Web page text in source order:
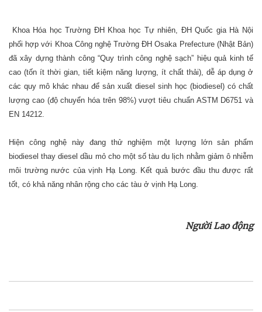
Khoa Hóa học Trường ĐH Khoa học Tự nhiên, ĐH Quốc gia Hà Nội
phối hợp với Khoa Công nghệ Trường ĐH Osaka Prefecture (Nhật Bản)
đã xây dựng thành công “Quy trình công nghệ sạch” hiệu quả kinh tế
cao (tốn ít thời gian, tiết kiệm năng lượng, ít chất thải), dễ áp dụng ở
các quy mô khác nhau để sản xuất diesel sinh học (biodiesel) có chất
lượng cao (độ chuyển hóa trên 98%) vượt tiêu chuẩn ASTM D6751 và
EN 14212.
Hiện công nghệ này đang thử nghiệm một lượng lớn sản phẩm
biodiesel thay diesel dầu mỏ cho một số tàu du lịch nhằm giảm ô nhiễm
môi trường nước của vịnh Hạ Long. Kết quả bước đầu thu được rất
tốt, có khả năng nhân rộng cho các tàu ở vịnh Hạ Long.
Người Lao động